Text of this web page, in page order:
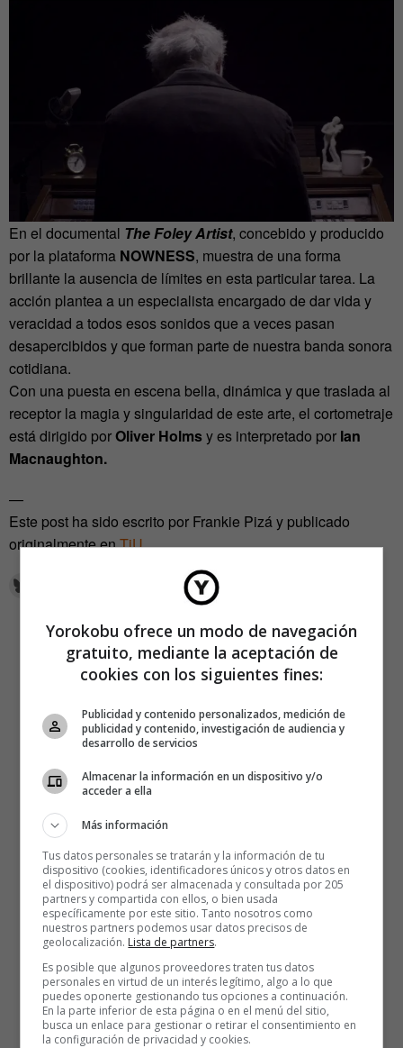
En el documental The Foley Artist, concebido y producido
por la plataforma NOWNESS, muestra de una forma
brillante la ausencia de límites en esta particular tarea. La
acción plantea a un especialista encargado de dar vida y
veracidad a todos esos sonidos que a veces pasan
desapercibidos y que forman parte de nuestra banda sonora
cotidiana.
Con una puesta en escena bella, dinámica y que traslada al
receptor la magia y singularidad de este arte, el cortometraje
está dirigido porOliver Holmsy es interpretado por Ian
Macnaughton.
—
Este post ha sido escrito por Frankie Pizá y publicado
originalmente enTiU.
Yorokobu ofrece un modo de navegación
gratuito, mediante la aceptación de
cookies con los siguientes fines:
Publicidad y contenido personalizados, medición de
publicidad y contenido, investigación de audiencia y
desarrollo de servicios
Almacenar la información en un dispositivo y/o
acceder a ella
Más información
Tus datos personales se tratarán y la información de tu
dispositivo (cookies, identificadores únicos y otros datos en
el dispositivo) podrá ser almacenada y consultada por 205
partners y compartida con ellos, o bien usada
específicamente por este sitio. Tanto nosotros como
nuestros partners podemos usar datos precisos de
geolocalización. Lista de partners.
Es posible que algunos proveedores traten tus datos
personales en virtud de un interés legítimo, algo a lo que
puedes oponerte gestionando tus opciones a continuación.
En la parte inferior de esta página o en el menú del sitio,
busca un enlace para gestionar o retirar el consentimiento en
la configuración de privacidad y cookies.